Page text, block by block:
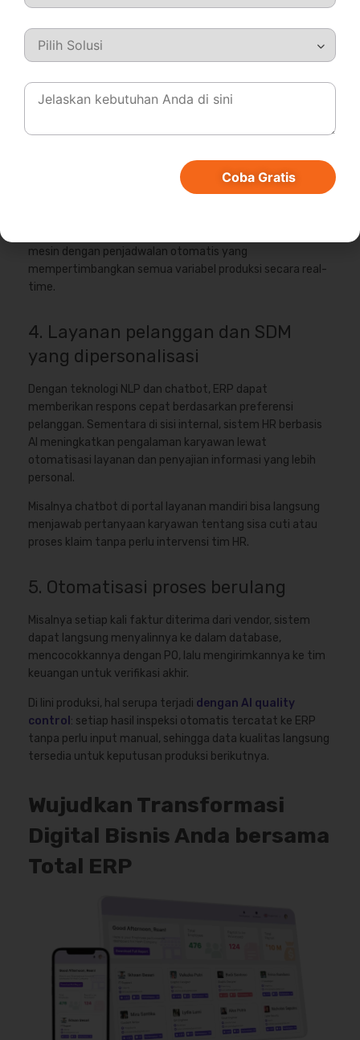
mengenai kondisi keuangan bisnis.
3. Efisiensi produksi yang lebih
optimal
Sistem yang didukung AI ERP mampu menjadwalkan
ketersediaan bahan, dan kapasitas mesin. Hal ini
memungkinkan lini produksi berjalan lebih efisien dan minim
mesin dengan penjadwalan otomatis yang
mempertimbangkan semua variabel produksi secara real-
time.
4. Layanan pelanggan dan SDM
yang dipersonalisasi
Dengan teknologi NLP dan chatbot, ERP dapat
memberikan respons cepat berdasarkan preferensi
pelanggan. Sementara di sisi internal, sistem HR berbasis
AI meningkatkan pengalaman karyawan lewat
otomatisasi layanan dan penyajian informasi yang lebih
personal.
Misalnya chatbot di portal layanan mandiri bisa langsung
menjawab pertanyaan karyawan tentang sisa cuti atau
proses klaim tanpa perlu intervensi tim HR.
5. Otomatisasi proses berulang
Misalnya setiap kali faktur diterima dari vendor, sistem
dapat langsung menyalinnya ke dalam database,
mencocokkannya dengan PO, lalu mengirimkannya ke tim
keuangan untuk verifikasi akhir.
Di lini produksi, hal serupa terjadi dengan AI quality
control : setiap hasil inspeksi otomatis tercatat ke ERP
tanpa perlu input manual, sehingga data kualitas langsung
tersedia untuk keputusan produksi berikutnya.
Wujudkan Transformasi
Digital Bisnis Anda bersama
Total ERP
Coba Gratis